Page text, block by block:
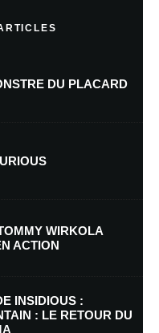
site dans le navigateur pour
DU PLACARD
WIRKOLA
ACTION
INSIDIOUS :
: LE RETOUR DU